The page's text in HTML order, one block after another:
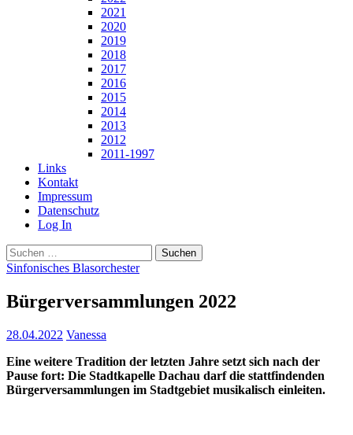
2021
2020
2019
2018
2017
2016
2015
2014
2013
2012
2011-1997
Links
Kontakt
Impressum
Datenschutz
Log In
Suchen
nach:
Sinfonisches Blasorchester
Bürgerversammlungen 2022
28.04.2022 Vanessa
Eine weitere Tradition der letzten Jahre setzt sich nach der
Pause fort: Die Stadtkapelle Dachau darf die stattfindenden
Bürgerversammlungen im Stadtgebiet musikalisch einleiten.